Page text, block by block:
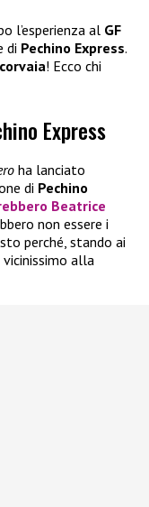
l’esperienza al GF
di Pechino Express.
! Ecco chi
Express
ha lanciato
di Pechino
Beatrice
non essere i
perché, stando ai
vicinissimo alla